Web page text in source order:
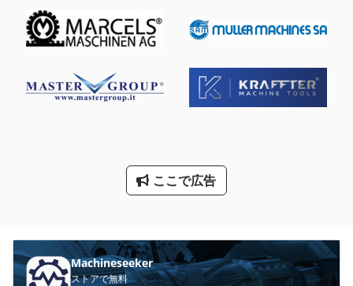
Ls 703
Ng 200
建設 用 クレーン
ここで広告
Machineseeker
ストアで無料